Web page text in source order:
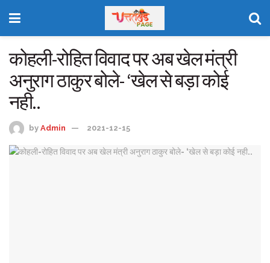
कोहली-रोहित विवाद पर अब खेल मंत्री
अनुराग ठाकुर बोले- ‘खेल से बड़ा कोई
नही..
by Admin 2021-12-15